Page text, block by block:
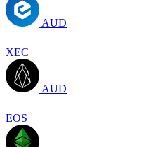
AUD
XEC
AUD
EOS